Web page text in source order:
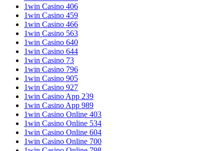
1win Casino 406
1win Casino 459
1win Casino 466
1win Casino 563
1win Casino 640
1win Casino 644
1win Casino 73
1win Casino 796
1win Casino 905
1win Casino 927
1win Casino App 239
1win Casino App 989
1win Casino Online 403
1win Casino Online 534
1win Casino Online 604
1win Casino Online 700